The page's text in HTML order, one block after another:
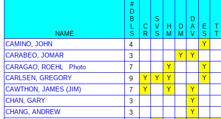
NAME
#
D
B
L
S
C
R
S
V
S
H
M
D
M
D
A
V
E
S
T
T
CAMINO, JOHN
4
Y
CARABEO, JOMAR
3 Y
Y
CARAGAO, ROEHL
Photo 7 Y
Y
CARLSEN, GREGORY
9 Y Y Y
Y
CAWTHON, JAMES (JIM)
7 Y Y
Y
CHAN, GARY
3
Y
CHANG, ANDREW
3
Y